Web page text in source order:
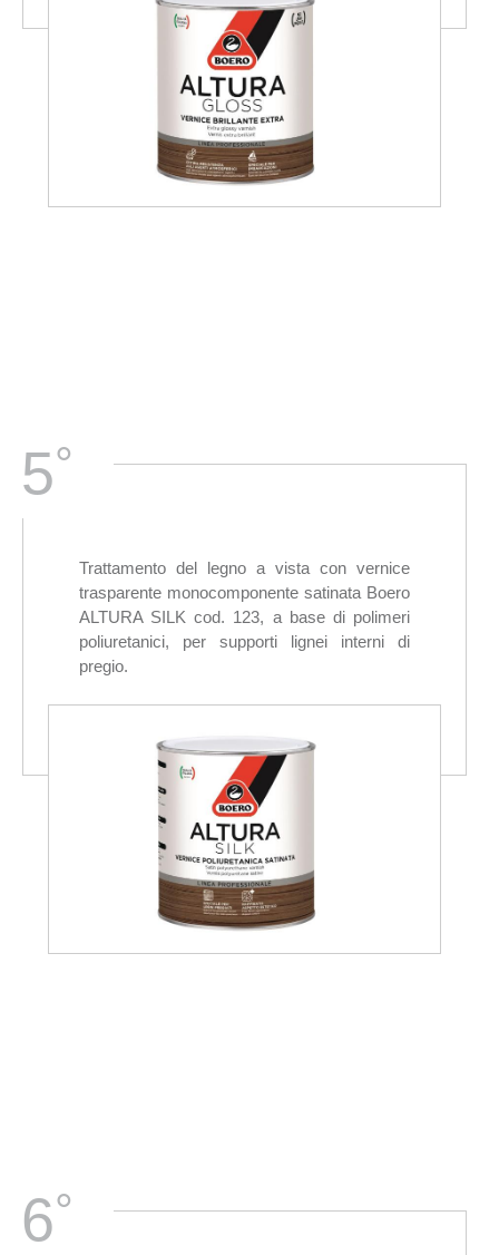
5°
Trattamento del legno a vista con vernice
trasparente monocomponente satinata Boero
ALTURA SILK cod. 123, a base di polimeri
poliuretanici, per supporti lignei interni di
pregio.
6°